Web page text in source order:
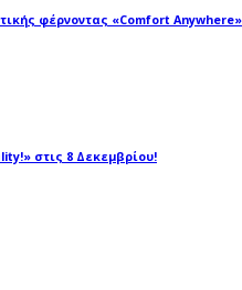
φέρνοντας «Comfort Anywhere»
στις 8 Δεκεμβρίου!